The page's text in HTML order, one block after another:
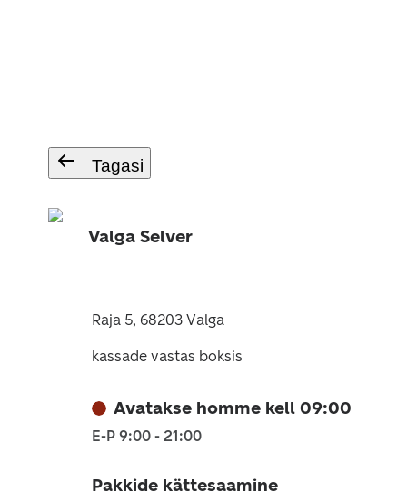
Tagasi
Valga Selver
Raja 5, 68203 Valga
kassade vastas boksis
Avatakse homme kell 09:00
E-P 9:00 - 21:00
Pakkide kättesaamine